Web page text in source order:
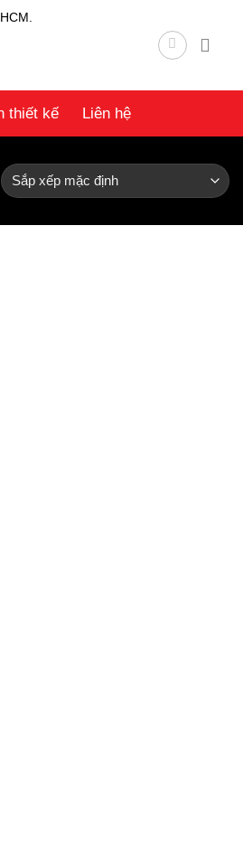
thiết kế Liên hệ